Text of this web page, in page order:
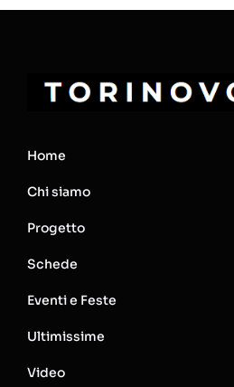
Home
Chi siamo
Progetto
Schede
Eventi e Feste
Ultimissime
Video